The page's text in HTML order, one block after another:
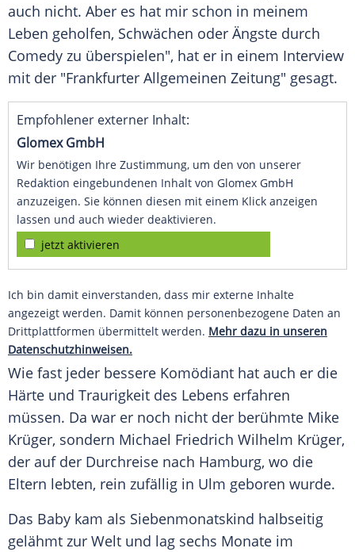
auch nicht. Aber es hat mir schon in meinem
Leben geholfen, Schwächen oder Ängste durch
Comedy zu überspielen", hat er in einem Interview
mit der "Frankfurter Allgemeinen Zeitung" gesagt.
Empfohlener externer Inhalt:
Glomex GmbH
Wir benötigen Ihre Zustimmung, um den von unserer
Redaktion eingebundenen Inhalt von Glomex GmbH
anzuzeigen. Sie können diesen mit einem Klick anzeigen
lassen und auch wieder deaktivieren.
jetzt aktivieren
Ich bin damit einverstanden, dass mir externe Inhalte
angezeigt werden. Damit können personenbezogene Daten an
Drittplattformen übermittelt werden. Mehr dazu in unseren
Datenschutzhinweisen.
Wie fast jeder bessere Komödiant hat auch er die
Härte und Traurigkeit des Lebens erfahren
müssen. Da war er noch nicht der berühmte Mike
Krüger, sondern Michael Friedrich Wilhelm Krüger,
der auf der Durchreise nach Hamburg, wo die
Eltern lebten, rein zufällig in Ulm geboren wurde.
Das Baby kam als Siebenmonatskind halbseitig
gelähmt zur Welt und lag sechs Monate im